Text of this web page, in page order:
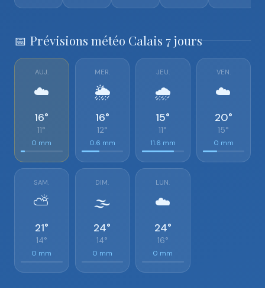
📅 Prévisions météo Calais 7 jours
AUJ.
☁️
16°
11°
0 mm
MER.
🌦️
16°
12°
0.6 mm
JEU.
🌧️
15°
11°
11.6 mm
VEN.
☁️
20°
15°
0 mm
SAM.
⛅
21°
14°
0 mm
DIM.
🌫️
24°
14°
0 mm
LUN.
☁️
24°
16°
0 mm